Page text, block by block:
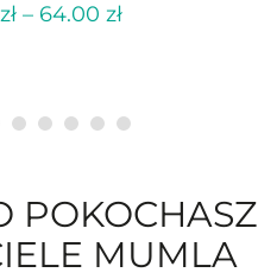
zł – 64.00 zł
POKOCHASZ
MUMLA